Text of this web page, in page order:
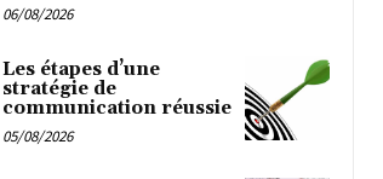
06/08/2026
Les étapes d’une
stratégie de
communication réussie
05/08/2026